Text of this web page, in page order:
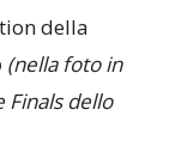
(nella foto in
dello